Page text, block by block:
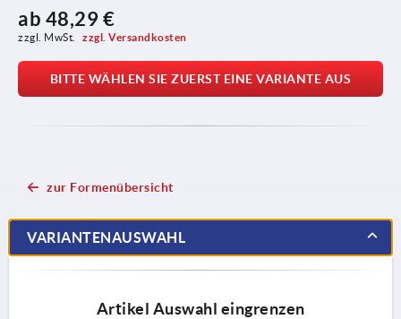
ab 48,29 €
zzgl. MwSt. zzgl. Versandkosten
BITTE WÄHLEN SIE ZUERST EINE VARIANTE AUS
zur Formenübersicht
VARIANTENAUSWAHL
Artikel Auswahl eingrenzen